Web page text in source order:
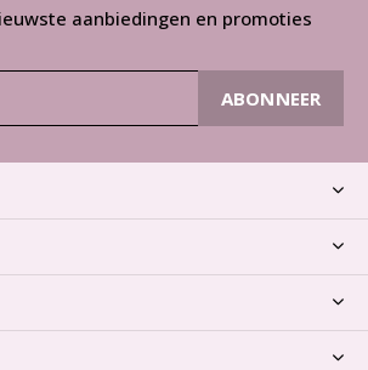
aanbiedingen en promoties
ABONNEER